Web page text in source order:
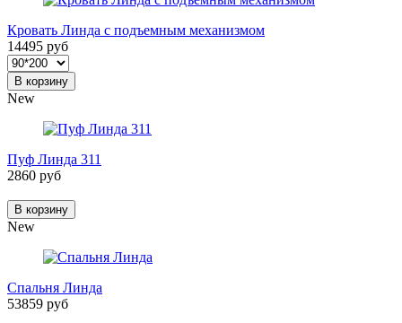
Кровать Линда с подъемным механизмом
14495 руб
В корзину
New
Пуф Линда 311
2860 руб
В корзину
New
Спальня Линда
53859 руб